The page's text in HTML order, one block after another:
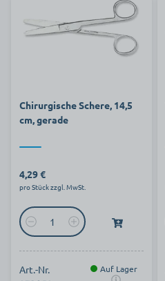
Chirurgische Schere, 14,5
cm, gerade
4,29 €
pro Stück zzgl. MwSt.
Art.-Nr.
Auf Lager